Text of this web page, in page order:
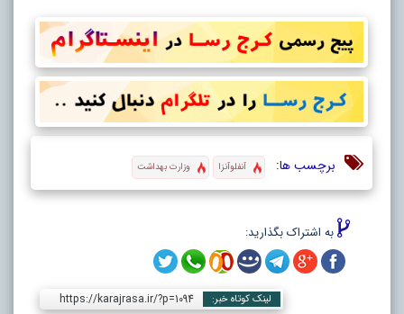
برچسب ها: آنفلوآنزا وزارت بهداشت
به اشتراک بگذارید:
لینک کوتاه خبر: https://karajrasa.ir/?p=1094